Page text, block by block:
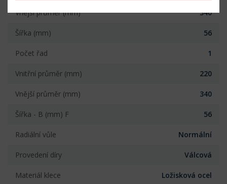
Vnější průměr (mm) 340
Šířka (mm) 56
Počet řad 1
Vnitřní průměr (mm) 220
Vnější průměr (mm) 340
Šířka - B (mm) F 56
Radiální vůle Normální
Provedení díry Válcová
Materiál klece Ložisková ocel